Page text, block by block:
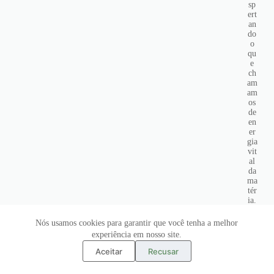
Nós usamos cookies para garantir que você tenha a melhor
experiência em nosso site.
Aceitar Recusar
sp
ert
an
do
o
qu
e
ch
am
am
os
de
en
er
gia
vit
al
da
ma
tér
ia.